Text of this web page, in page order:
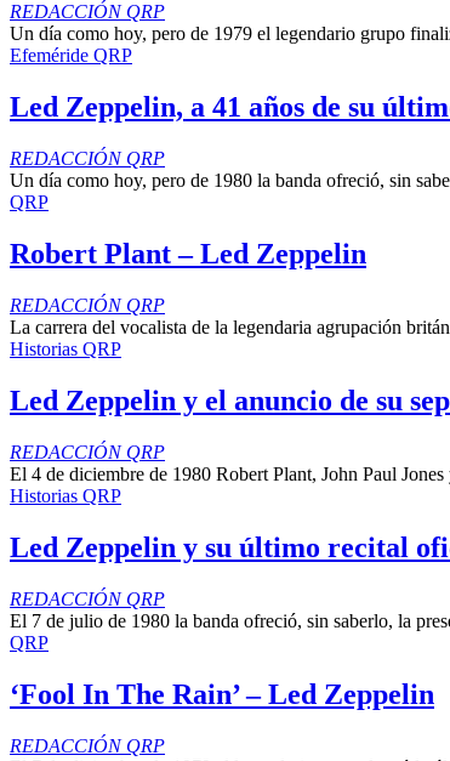
REDACCIÓN QRP
Un día como hoy, pero de 1979 el legendario grupo
Efeméride QRP
Led Zeppelin, a 41 años de su
REDACCIÓN QRP
Un día como hoy, pero de 1980 la banda ofreció, sin
QRP
Robert Plant – Led Zeppelin
REDACCIÓN QRP
La carrera del vocalista de la legendaria agrupación
Historias QRP
Led Zeppelin y el anuncio de su
REDACCIÓN QRP
El 4 de diciembre de 1980 Robert Plant, John Paul
Historias QRP
Led Zeppelin y su último recital
REDACCIÓN QRP
El 7 de julio de 1980 la banda ofreció, sin saberlo, la
QRP
‘Fool In The Rain’ – Led Zeppelin
REDACCIÓN QRP